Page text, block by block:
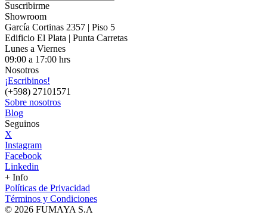
Suscribirme
Showroom
García Cortinas 2357 | Piso 5
Edificio El Plata | Punta Carretas
Lunes a Viernes
09:00 a 17:00 hrs
Nosotros
¡Escribinos!
(+598) 27101571
Sobre nosotros
Blog
Seguinos
X
Instagram
Facebook
Linkedin
+ Info
Políticas de Privacidad
Términos y Condiciones
© 2026 FUMAYA S.A